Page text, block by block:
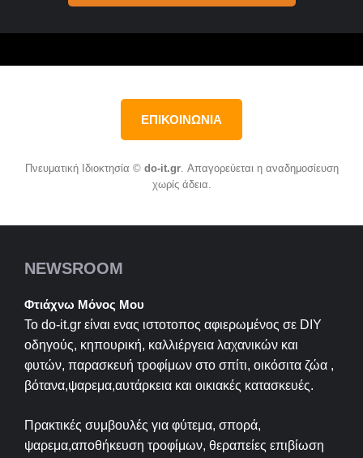
ΕΠΙΚΟΙΝΩΝΙΑ
Πνευματική Ιδιοκτησία © do-it.gr. Απαγορεύεται η αναδημοσίευση
χωρίς άδεια.
NEWSROOM
Φτιάχνω Μόνος Μου
Το do-it.gr είναι ενας ιστοτοπος αφιερωμένος σε DIY
οδηγούς, κηπουρική, καλλιέργεια λαχανικών και
φυτών, παρασκευή τροφίμων στο σπίτι, οικόσιτα ζώα ,
βότανα,ψαρεμα,αυτάρκεια και οικιακές κατασκευές.
Πρακτικές συμβουλές για φύτεμα, σπορά,
ψαρεμα,αποθήκευση τροφίμων, θεραπείες επιβίωση